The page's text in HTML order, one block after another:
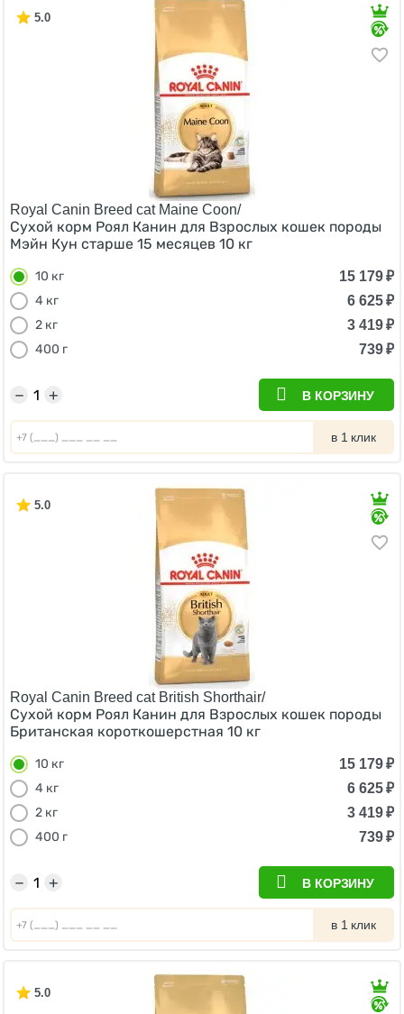
5.0
Royal Canin Breed cat Maine Coon/
Сухой корм Роял Канин для Взрослых кошек породы
Мэйн Кун старше 15 месяцев 10 кг
10 кг 15 179₽
4 кг
6 625₽
2 кг
3 419₽
400 г
739₽
+
− В КОРЗИНУ
в 1 клик
5.0
Royal Canin Breed cat British Shorthair/
Сухой корм Роял Канин для Взрослых кошек породы
Британская короткошерстная 10 кг
10 кг 15 179₽
4 кг
6 625₽
2 кг
3 419₽
400 г
739₽
+
− В КОРЗИНУ
в 1 клик
5.0